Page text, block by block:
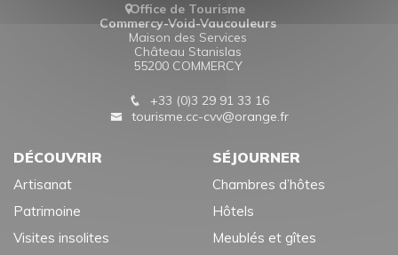
Office de Tourisme
Commercy-Void-Vaucouleurs
Maison des Services
Château Stanislas
55200 COMMERCY
+33 (0)3 29 91 33 16
tourisme.cc-cvv@orange.fr
DÉCOUVRIR
Artisanat
Patrimoine
Visites insolites
SÉJOURNER
Chambres d’hôtes
Hôtels
Meublés et gîtes